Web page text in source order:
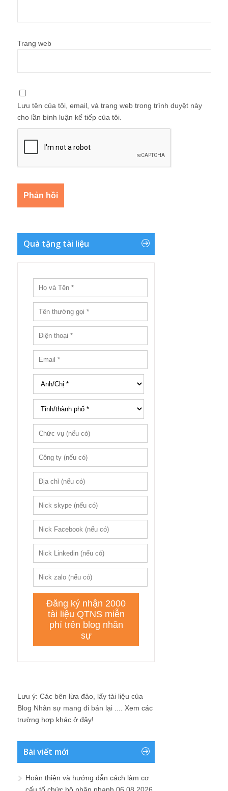
Trang web
Lưu tên của tôi, email, và trang web trong trình duyệt này
cho lần bình luận kế tiếp của tôi.
Quà tặng tài liệu
Lưu ý: Các bên lừa đảo, lấy tài liệu của
Blog Nhân sự mang đi bán lại .... Xem các
trường hợp khác ở đây!
Bài viết mới
Hoàn thiện và hướng dẫn cách làm cơ